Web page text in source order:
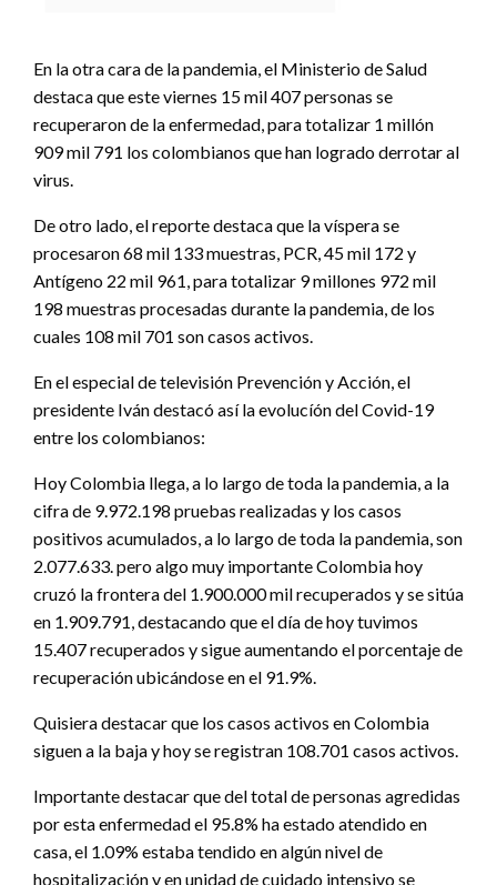
En la otra cara de la pandemia, el Ministerio de Salud
destaca que este viernes 15 mil 407 personas se
recuperaron de la enfermedad, para totalizar 1 millón
909 mil 791 los colombianos que han logrado derrotar al
virus.
De otro lado, el reporte destaca que la víspera se
procesaron 68 mil 133 muestras, PCR, 45 mil 172 y
Antígeno 22 mil 961, para totalizar 9 millones 972 mil
198 muestras procesadas durante la pandemia, de los
cuales 108 mil 701 son casos activos.
En el especial de televisión Prevención y Acción, el
presidente Iván destacó así la evolucíón del Covid-19
entre los colombianos:
Hoy Colombia llega, a lo largo de toda la pandemia, a la
cifra de 9.972.198 pruebas realizadas y los casos
positivos acumulados, a lo largo de toda la pandemia, son
2.077.633. pero algo muy importante Colombia hoy
cruzó la frontera del 1.900.000 mil recuperados y se sitúa
en 1.909.791, destacando que el día de hoy tuvimos
15.407 recuperados y sigue aumentando el porcentaje de
recuperación ubicándose en el 91.9%.
Quisiera destacar que los casos activos en Colombia
siguen a la baja y hoy se registran 108.701 casos activos.
Importante destacar que del total de personas agredidas
por esta enfermedad el 95.8% ha estado atendido en
casa, el 1.09% estaba tendido en algún nivel de
hospitalización y en unidad de cuidado intensivo se